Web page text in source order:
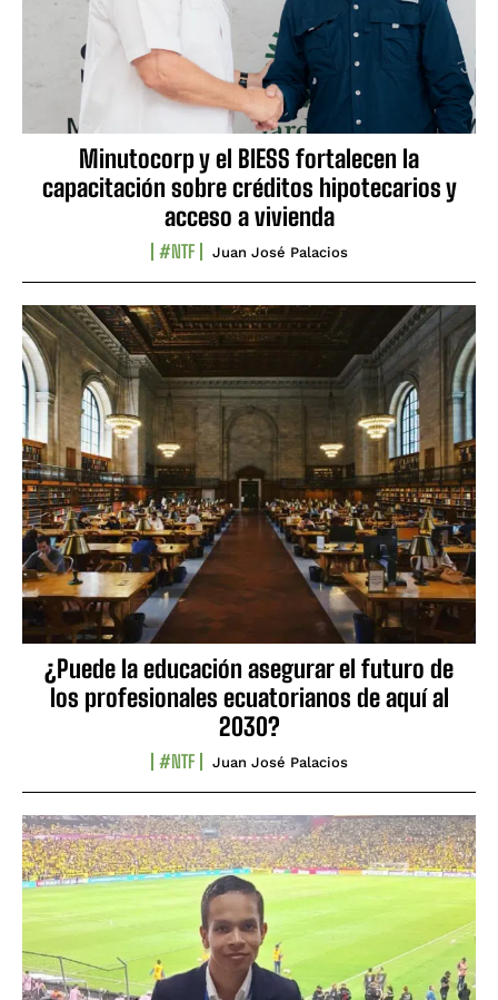
Minutocorp y el BIESS fortalecen la
capacitación sobre créditos hipotecarios y
acceso a vivienda
#NTF Juan José Palacios
¿Puede la educación asegurar el futuro de
los profesionales ecuatorianos de aquí al
2030?
#NTF Juan José Palacios